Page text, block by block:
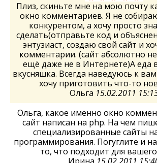
Плиз, скиньте мне на мою почту
окно комментариев. Я не
конкурентом, а хочу просто
сделать(отправьте код и
энтузиаст, создаю свой сайт и
комментарии. (сайт абсолютно
ещё даже не в Интернете)А еда
вкусняшка. Всегда наведуюсь к
хочу приготовить что-то
Ольга 15.02.2011
Ольга, какое именно окно
сайт написан на php. На чем
специализированные сайты
программирования. Погуглите и
то, что подходит для вашего